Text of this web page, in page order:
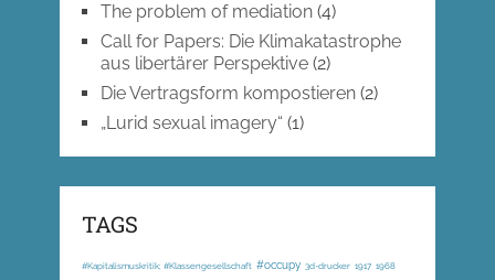
The problem of mediation(4)
Call for Papers: Die Klimakatastrophe
aus libertärer Perspektive(2)
Die Vertragsform kompostieren(2)
„Lurid sexual imagery“ (1)
TAGS
#Kapitalismuskritik; #Klassengesellschaft #occupy 3d-drucker 1917 1968